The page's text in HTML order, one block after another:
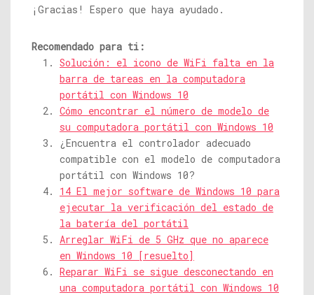
¡Gracias! Espero que haya ayudado.
Recomendado para ti:
Solución: el icono de WiFi falta en la
barra de tareas en la computadora
portátil con Windows 10
Cómo encontrar el número de modelo de
su computadora portátil con Windows 10
¿Encuentra el controlador adecuado
compatible con el modelo de computadora
portátil con Windows 10?
14 El mejor software de Windows 10 para
ejecutar la verificación del estado de
la batería del portátil
Arreglar WiFi de 5 GHz que no aparece
en Windows 10 [resuelto]
Reparar WiFi se sigue desconectando en
una computadora portátil con Windows 10